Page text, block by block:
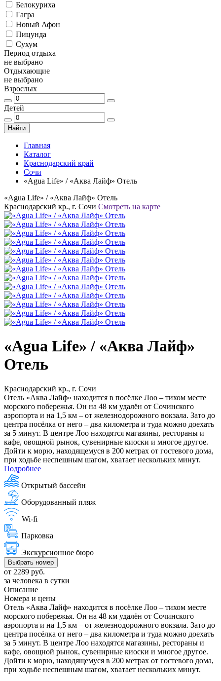
Белокуриха
Гагра
Новый Афон
Пицунда
Сухум
Период отдыха
не выбрано
Отдыхающие
не выбрано
Взрослых
Детей
Найти
Главная
Каталог
Краснодарский край
Сочи
«Agua Life» / «Аква Лайф» Отель
«Agua Life» / «Аква Лайф» Отель
Краснодарский кр., г. Сочи Смотреть на карте
«Agua Life» / «Аква Лайф»
Отель
Краснодарский кр., г. Сочи
Отель «Аква Лайф» находится в посёлке Лоо – тихом месте
морского побережья. Он на 48 км удалён от Сочинского
аэропорта и на 1,5 км – от железнодорожного вокзала. Зато до
центра посёлка от него – два километра и туда можно доехать
за 5 минут. В центре Лоо находятся магазины, рестораны и
кафе, овощной рынок, сувенирные киоски и многое другое.
Дойти к морю, находящемуся в 200 метрах от гостевого дома,
при ходьбе неспешным шагом, хватает нескольких минут.
Подробнее
Открытый бассейн
Оборудованный пляж
Wi-fi
Парковка
Экскурсионное бюро
Выбрать номер
от 2289 руб.
за человека в сутки
Описание
Номера и цены
Отель «Аква Лайф» находится в посёлке Лоо – тихом месте
морского побережья. Он на 48 км удалён от Сочинского
аэропорта и на 1,5 км – от железнодорожного вокзала. Зато до
центра посёлка от него – два километра и туда можно доехать
за 5 минут. В центре Лоо находятся магазины, рестораны и
кафе, овощной рынок, сувенирные киоски и многое другое.
Дойти к морю, находящемуся в 200 метрах от гостевого дома,
при ходьбе неспешным шагом, хватает нескольких минут.